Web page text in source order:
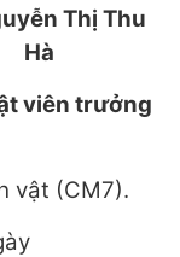
Thị Thu
Hà
viên trưởng
vật (CM7).